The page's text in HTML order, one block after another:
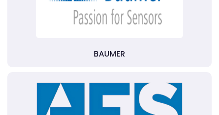
BAUMER